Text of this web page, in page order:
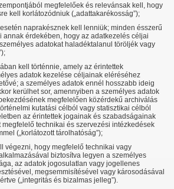
megfelelőek és relevánsak kell, hogy
kell korlátozódniuk („adattakarékosság”);
naprakésznek kell lenniük; minden ésszerű
annak érdekében, hogy az adatkezelés céljai
adatokat haladéktalanul töröljék vagy
kell történnie, amely az érintettek
adatok kezelése céljainak eléréséhez
a személyes adatok ennél hosszabb ideig
kerülhet sor, amennyiben a személyes adatok
megfelelően közérdekű archiválás
kutatási célból vagy statisztikai célból
az érintettek jogainak és szabadságainak
technikai és szervezési intézkedések
(„korlátozott tárolhatóság”);
végezni, hogy megfelelő technikai vagy
biztosítva legyen a személyes
az adatok jogosulatlan vagy jogellenes
megsemmisítésével vagy károsodásával
(„integritás és bizalmas jelleg”).